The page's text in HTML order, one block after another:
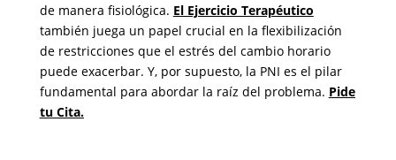
de manera fisiológica. El Ejercicio Terapéutico
también juega un papel crucial en la flexibilización
de restricciones que el estrés del cambio horario
puede exacerbar. Y, por supuesto, la PNI es el pilar
fundamental para abordar la raíz del problema. Pide
tu Cita.